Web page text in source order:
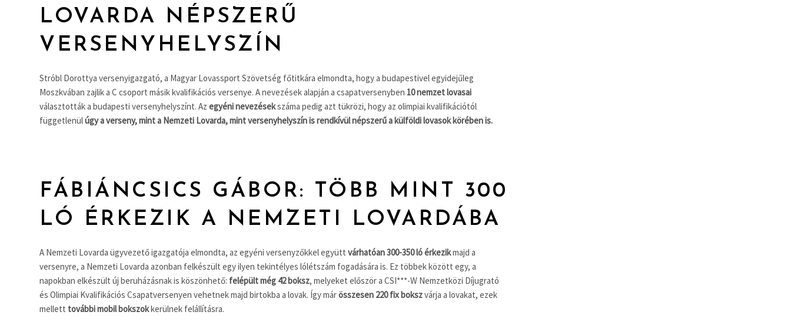
LOVARDA NÉPSZERŰ
VERSENYHELYSZÍN
Stróbl Dorottya versenyigazgató, a Magyar Lovassport Szövetség főtitkára elmondta, hogy a budapestivel egyidejűleg
Moszkvában zajlik a C csoport másik kvalifikációs versenye. A nevezések alapján a csapatversenyben 10 nemzet lovasai
választották a budapesti versenyhelyszínt. Az egyéni nevezésekszáma pedig azt tükrözi, hogy az olimpiai kvalifikációtól
függetlenülúgy a verseny, mint a Nemzeti Lovarda, mint versenyhelyszín is rendkívül népszerű a külföldi lovasok körében is.
FÁBIÁNCSICS GÁBOR: TÖBB MINT 300
LÓ ÉRKEZIK A NEMZETI LOVARDÁBA
A Nemzeti Lovarda ügyvezető igazgatója elmondta, az egyéni versenyzőkkel együtt várhatóan 300-350 ló érkezikmajd a
versenyre, a Nemzeti Lovarda azonban felkészült egy ilyen tekintélyes lólétszám fogadására is. Ez többek között egy, a
napokban elkészült új beruházásnak is köszönhető: felépült még 42 boksz, melyeket először a CSI***-W Nemzetközi Díjugrató
és Olimpiai Kvalifikációs Csapatversenyen vehetnek majd birtokba a lovak. Így márösszesen 220 fix bokszvárja a lovakat, ezek
mellett további mobil bokszokkerülnek felállításra.